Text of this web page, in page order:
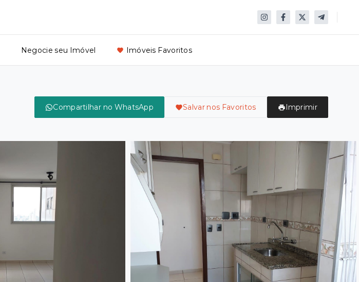
Negocie seu Imóvel Imóveis Favoritos
Compartilhar no WhatsApp Salvar nos Favoritos Imprimir